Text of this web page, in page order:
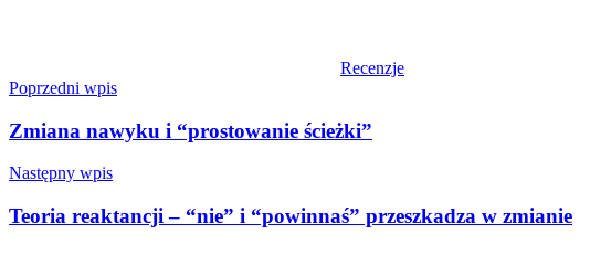
Recenzje
Nawigacja
wpisu
Poprzedni wpis
Zmiana nawyku i “prostowanie ścieżki”
Następny wpis
Teoria reaktancji – “nie” i “powinnaś” przeszkadza w zmianie